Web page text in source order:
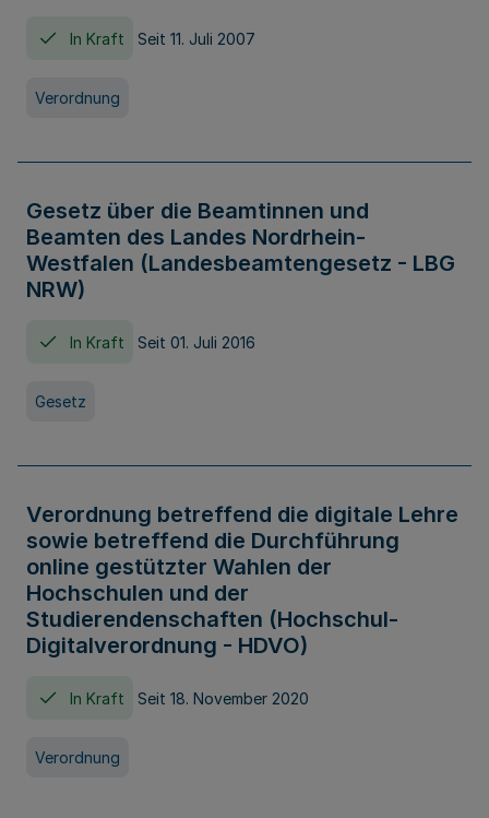
In Kraft Seit 11. Juli 2007
Verordnung
Gesetz über die Beamtinnen und
Beamten des Landes Nordrhein-
Westfalen (Landesbeamtengesetz - LBG
NRW)
In Kraft Seit 01. Juli 2016
Gesetz
Verordnung betreffend die digitale Lehre
sowie betreffend die Durchführung
online gestützter Wahlen der
Hochschulen und der
Studierendenschaften (Hochschul-
Digitalverordnung - HDVO)
In Kraft Seit 18. November 2020
Verordnung